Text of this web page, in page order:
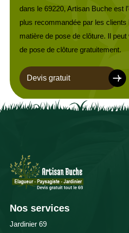
dans le 69220, Artisan Buche est
plus recommandée par les
matière de pose de clôture. Il
de pose de clôture gratuitement.
Devis gratuit
Nos services
Jardinier 69